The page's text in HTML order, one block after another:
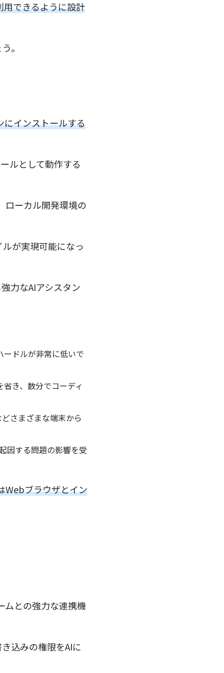
できるように設計
。
にインストールする
ルとして動作する
ローカル開発環境の
が実現可能になっ
力なAIアシスタン
ドルが非常に低いで
き、数分でコーディ
さまざまな端末から
因する問題の影響を受
Webブラウザとイン
ムとの強力な連携機
込みの権限をAIに